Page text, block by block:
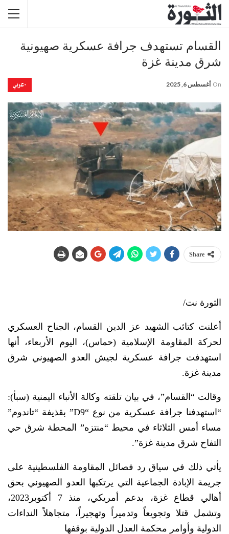
القسام تستهدف جرافة عسكرية صهيونية
شرق مدينة غزة
-عربي On أغسطس 6, 2025
Share
الثورة نت/
أعلنت كتائب الشهيد عز الدين القسام، الجناح العسكري
لحركة المقاومة الإسلامية (حماس)، اليوم الأربعاء، أنها
استهدفت جرافة عسكرية لجيش العدو الصهيوني شرق
مدينة غزة.
وقالت “القسام”، في بيان تلقته وكالة الأنباء اليمنية (سبأ):
“استهدفنا جرافة عسكرية من نوع “D9” بقذيفة “تاندوم”
مساء أمس الثلاثاء في محيط “منتزه” المحطة شرق حي
التفاح شرق مدينة غزة”.
يأتي ذلك في سياق رد فصائل المقاومة الفلسطينية على
جريمة الإبادة الجماعية التي يرتكبها العدو الصهيوني بحق
أهالي قطاع غزة، بدعم أمريكي، منذ 7 أكتوبر2023،
وتشمل قتلا وتجويعاً وتدميراً وتهجيراً، متجاهلاً النداءات
الدولية وأوامر محكمة العدل الدولية بوقفها